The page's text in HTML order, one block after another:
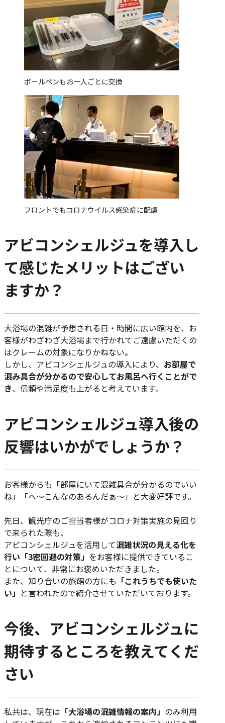
ボールペンもお一人ごとに交換
フロントでもコロナウイルス感染症に配慮
アビコンシェルジュを導入し
て感じたメリットはござい
ますか？
大浴場の混雑が予想される日・時間に広い館内を、お
客様がわざわざ大浴場まで行かれてご遠慮いただくの
はクレームの対象になりかねない。
しかし、アビコンシェルジュの導入により、 お部屋で
混み具合が分かるので安心してお風呂へ行くことがで
き、信頼や満足度も上がると考えています。
アビコンシェルジュ導入後の
反響はいかがでしょうか？
お客様からも「部屋にいて混雑具合が分かるのでいい
ね」「へ～こんなのあるんだぁ～」と大変好評です。
先日、観光庁のご担当者様がコロナ対策実施の見回り
で来られた際も、
アビコンシェルジュを活用して混雑状況の見える化を
行い「3密回避の対策」 をお客様に提供できているこ
とについて、非常にお褒めいただきました。
また、知り合いの旅館の方にも 「これうちでも使いた
い」 と言われたので紹介させていただいております。
今後、アビコンシェルジュに
期待するところを教えてくだ
さい
私共は、現在は 「大浴場の混雑情報の案内」 のみ利用